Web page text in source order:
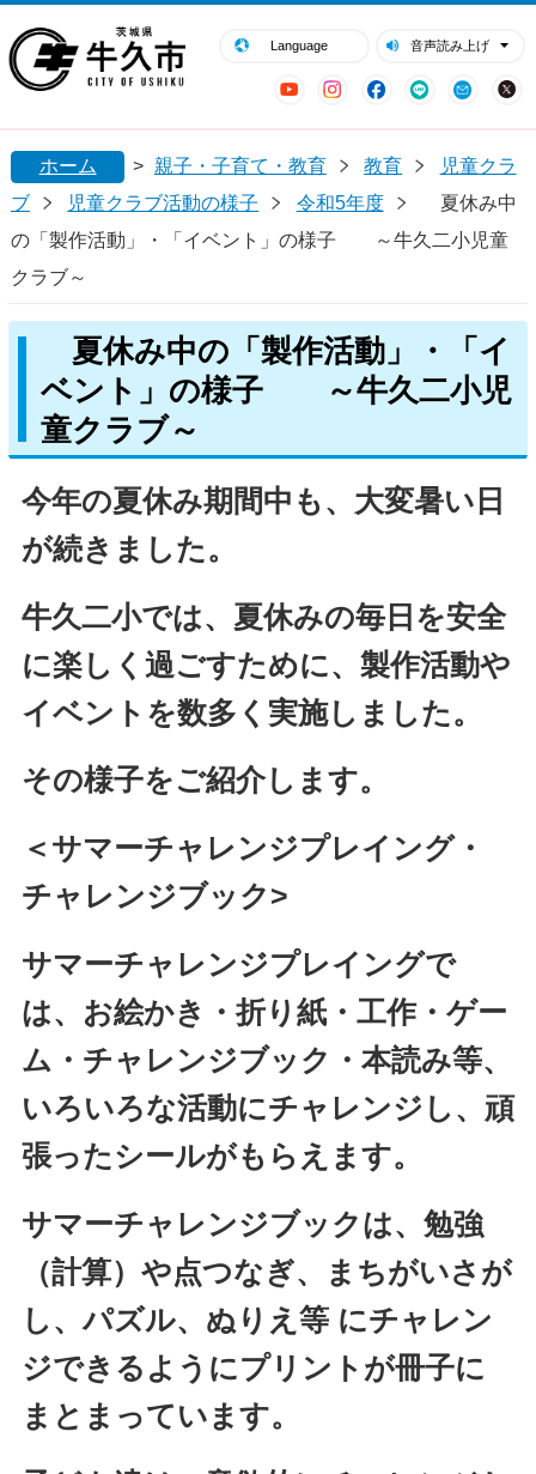
Language 音声読み上げ
YouTubeInstagram
Facebook
LINE Mail
閉じる
ホーム > 親子・子育て・教育 教育
児童クラ
ブ
児童クラブ活動の様子 令和5年度
夏休み中
の「製作活動」・「イベント」の様子 ～牛久二小児童
クラブ～
夏休み中の「製作活動」・「イ
ベント」の様子 ～牛久二小児
童クラブ～
今年の夏休み期間中も、大変暑い日
が続きました。
牛久二小では、夏休みの毎日を安全
に楽しく過ごすために、製作活動や
イベントを数多く実施しました。
その様子をご紹介します。
＜サマーチャレンジプレイング・
チャレンジブック>
サマーチャレンジプレイングで
は、お絵かき・折り紙・工作・ゲー
ム・チャレンジブック・本読み等、
いろいろな活動にチャレンジし、頑
張ったシールがもらえます。
サマーチャレンジブックは、勉強
（計算）や点つなぎ、まちがいさが
し、パズル、ぬりえ 等 にチャレン
ジできるようにプリントが冊子に
まとまっています。